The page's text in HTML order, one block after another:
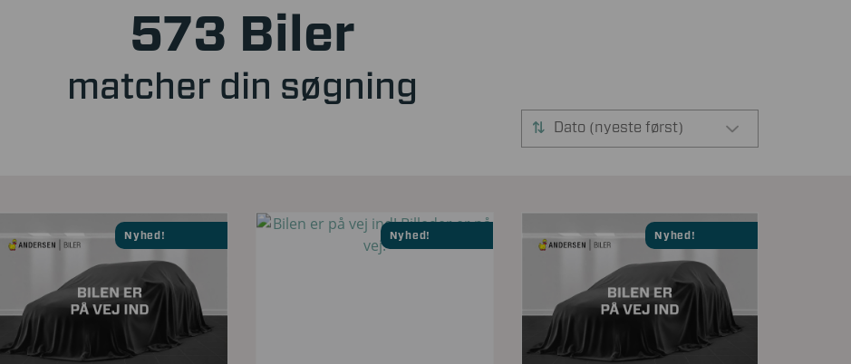
573 Biler
matcher din søgning
Dato (nyeste først)
Nyhed! Nyhed! Nyhed!